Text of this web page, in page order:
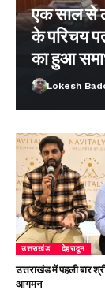
एक साल से
के परिचय
का हुआ
Lokesh
उत्तराखंड देहरादून
उत्तराखंड में पहली बार
आगमन